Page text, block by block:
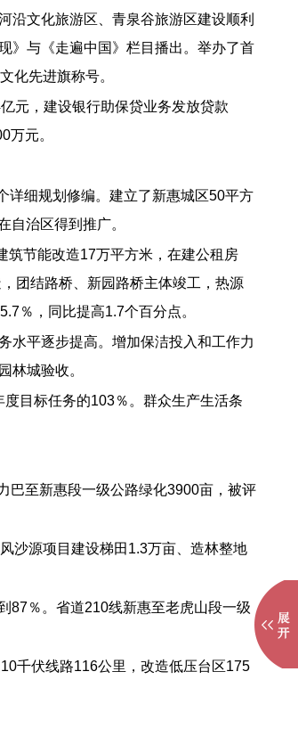
沿文化旅游区、青泉谷旅游区建设顺利
》与《走遍中国》栏目播出。举办了首
化先进旗称号。
元，建设银行助保贷业务发放贷款
万元。
详细规划修编。建立了新惠城区50平方
治区得到推广。
筑节能改造17万平方米，在建公租房
团结路桥、新园路桥主体竣工，热源
％，同比提高1.7个百分点。
水平逐步提高。增加保洁投入和工作力
林城验收。
目标任务的103％。群众生产生活条
巴至新惠段一级公路绿化3900亩，被评
沙源项目建设梯田1.3万亩、造林整地
87％。省道210线新惠至老虎山段一级
千伏线路116公里，改造低压台区175